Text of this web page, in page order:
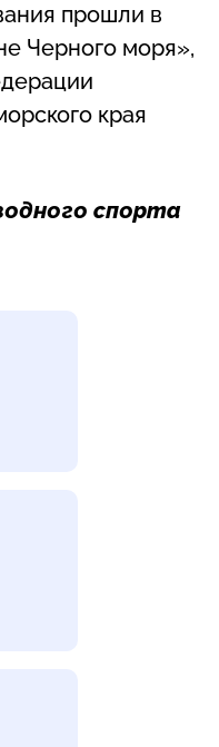
прошли в
Черного моря»,
края
спорта